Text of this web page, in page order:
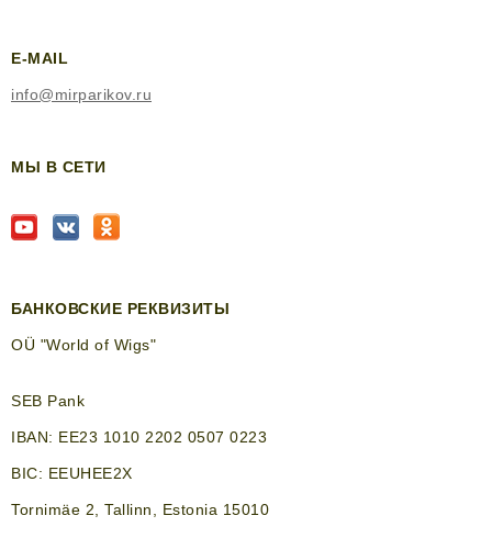
E-MAIL
info@mirparikov.ru
МЫ В СЕТИ
БАНКОВСКИЕ РЕКВИЗИТЫ
OÜ "World of Wigs"
SEB Pank
IBAN: EE23 1010 2202 0507 0223
BIC: EEUHEE2X
Tornimäe 2, Tallinn, Estonia 15010